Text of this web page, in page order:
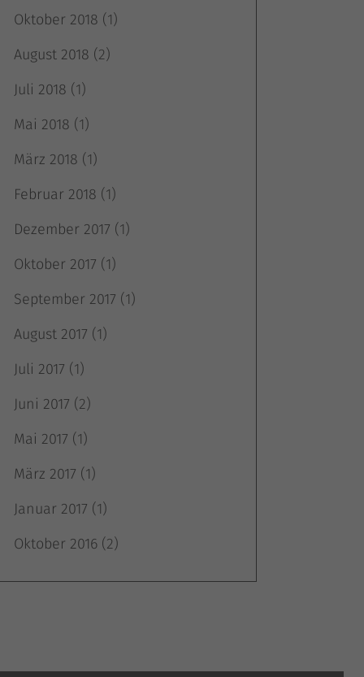
Oktober 2018 (1)
August 2018 (2)
Juli 2018 (1)
Mai 2018 (1)
März 2018 (1)
Februar 2018 (1)
Dezember 2017 (1)
Oktober 2017 (1)
September 2017 (1)
August 2017 (1)
Juli 2017 (1)
Juni 2017 (2)
Mai 2017 (1)
März 2017 (1)
Januar 2017 (1)
Oktober 2016(2)